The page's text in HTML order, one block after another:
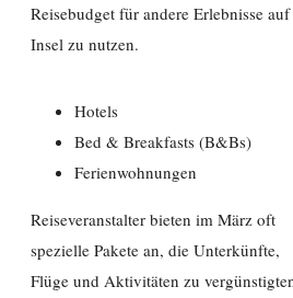
Reisebudget für andere Erlebnisse
Insel zu nutzen.
Hotels
Bed & Breakfasts (B&Bs)
Ferienwohnungen
Reiseveranstalter bieten im März oft
spezielle Pakete an, die Unterkünfte,
Flüge und Aktivitäten zu